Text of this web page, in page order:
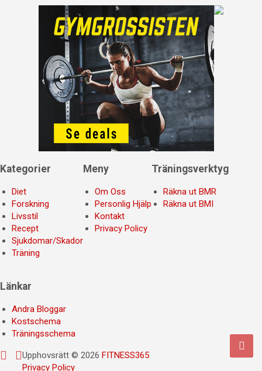
Kategorier
Diet
Forskning
Livsstil
Recept
Sjukdomar/Skador
Träning
Meny
Om Oss
Personlig Hjälp
Kontakt
Privacy Policy
Träningsverktyg
Räkna ut BMR
Räkna ut BMI
Länkar
Andra Bloggar
Kostschema
Träningsschema
Upphovsrätt © 2026 FITNESS365
Privacy Policy